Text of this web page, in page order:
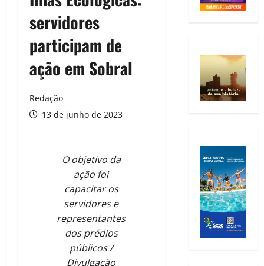
servidores
participam de
ação em Sobral
Redação
13 de junho de 2023
O objetivo da
ação foi
capacitar os
servidores e
representantes
dos prédios
públicos /
Divulgação